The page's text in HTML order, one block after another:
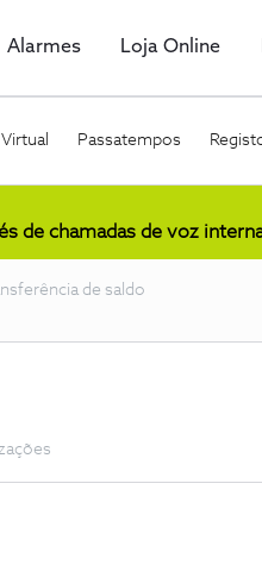
Alarmes Loja Online
Passatempos
de chamadas de voz
de saldo